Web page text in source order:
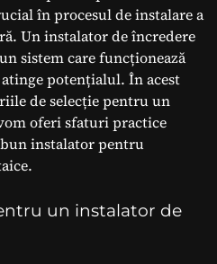
în procesul de instalare a
Un instalator de încredere
sistem care funcționează
potențialul. În acest
de selecție pentru un
oferi sfaturi practice
instalator pentru
un instalator de